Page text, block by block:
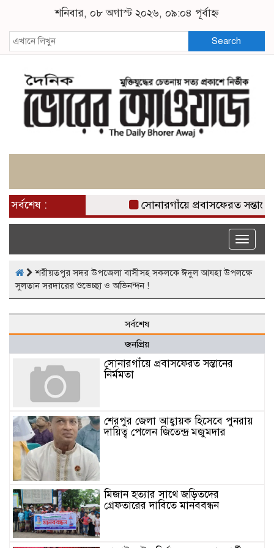
শনিবার, ০৮ অগাস্ট ২০২৬, ০৯:০৪ পূর্বাহ্ন
Search
সর্বশেষ : সোনারগাঁয়ে প্রবাসফেরত সন্তানের
Toggle
শরীয়তপুর সদর উপজেলা বাসীসহ সকলকে ঈদুল আযহা উপলক্ষে
সুলতান সরদারের শুভেচ্ছা ও অভিনন্দন !
সর্বশেষ
জনপ্রিয়
সোনারগাঁয়ে প্রবাসফেরত সন্তানের
নির্মমতা
শেরপুর জেলা আহ্বায়ক হিসেবে পুনরায়
দায়িত্ব পেলেন জিতেন্দ্র মজুমদার
মিজান হত্যার সাথে জড়িতদের
গ্রেফতারের দাবিতে মানববন্ধন